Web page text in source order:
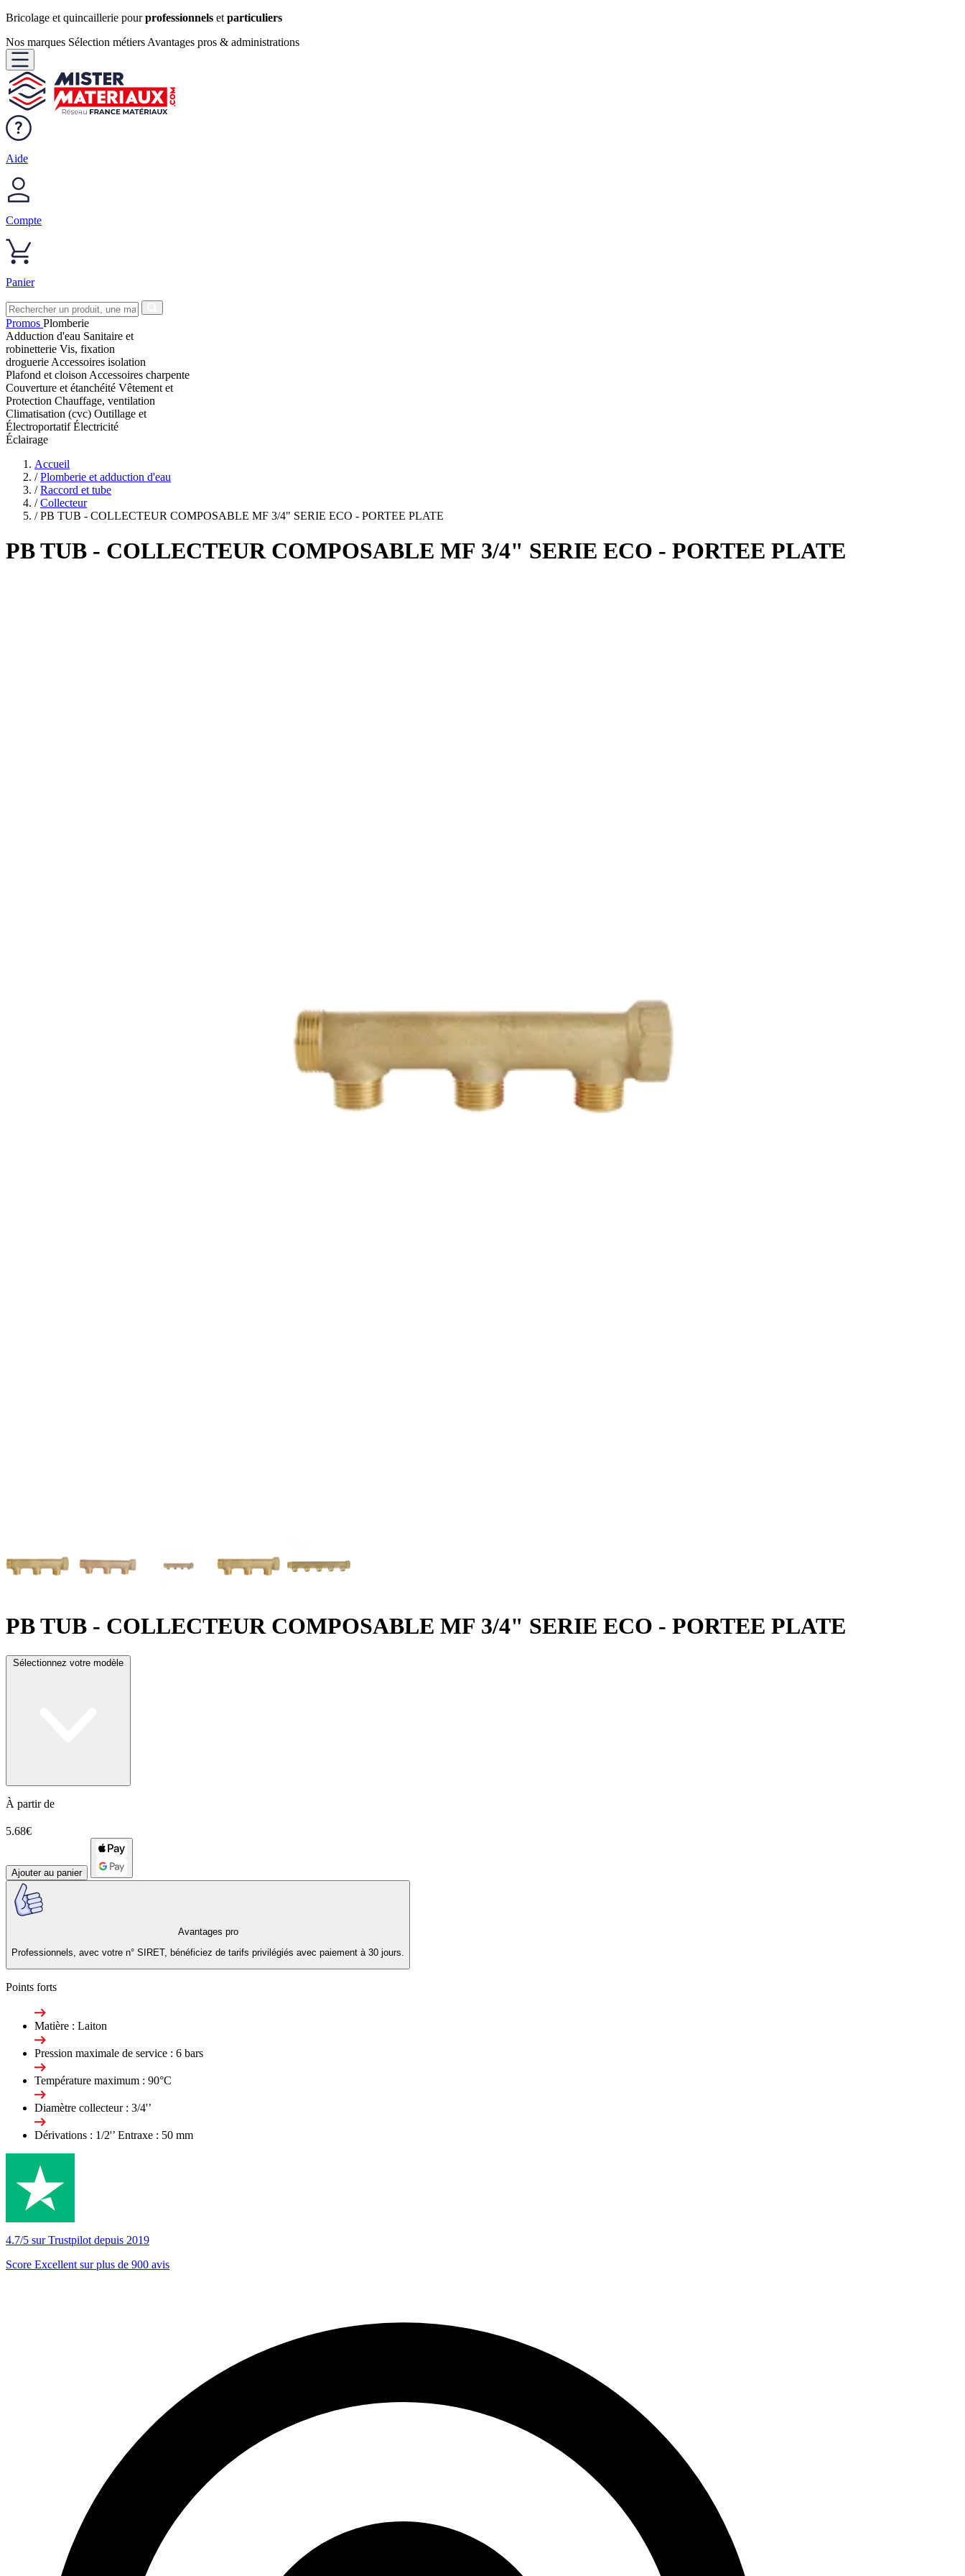
Bricolage et quincaillerie pourprofessionnels et particuliers
Nos marques Sélection métiers Avantages pros & administrations
Aide
Compte
Panier
Promos Plomberie
Adduction d'eau Sanitaire et
robinetterie Vis, fixation
droguerie Accessoires isolation
Plafond et cloison Accessoires charpente
Couverture et étanchéité Vêtement et
Protection Chauffage, ventilation
Climatisation (cvc) Outillage et
ÉlectroportatifÉlectricité
Éclairage
Accueil
/ Plomberie et adduction d'eau
/ Raccord et tube
/ Collecteur
/ PB TUB - COLLECTEUR COMPOSABLE MF 3/4" SERIE ECO - PORTEE PLATE
PB TUB - COLLECTEUR COMPOSABLE MF 3/4" SERIE ECO - PORTEE PLATE
PB TUB - COLLECTEUR COMPOSABLE MF 3/4" SERIE ECO - PORTEE PLATE
Sélectionnez votre modèle
À partir de
5.68€
Ajouter au panier
Avantages pro
Professionnels, avec votre n° SIRET, bénéficiez de tarifs privilégiés avec paiement à 30 jours.
Points forts
Matière : Laiton
Pression maximale de service : 6 bars
Température maximum : 90°C
Diamètre collecteur : 3/4'’
Dérivations : 1/2'’ Entraxe : 50 mm
4.7/5 sur Trustpilot depuis 2019
Score Excellent sur plus de 900 avis